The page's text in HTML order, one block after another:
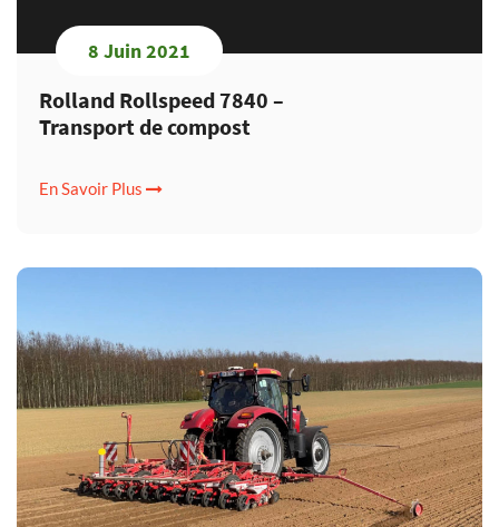
8 Juin 2021
Rolland Rollspeed 7840 –
Transport de compost
En Savoir Plus